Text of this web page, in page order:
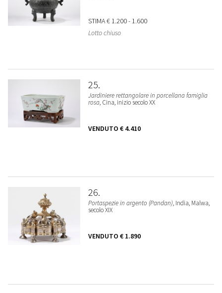
STIMA€ 1.200 - 1.600
Lotto chiuso
25
Jardiniere rettangolare in porcellana famiglia
rosa, Cina, inizio secolo XX
VENDUTO € 4.410
26
Portaspezie in argento (Pandan), India, Malwa,
secolo XIX
VENDUTO € 1.890